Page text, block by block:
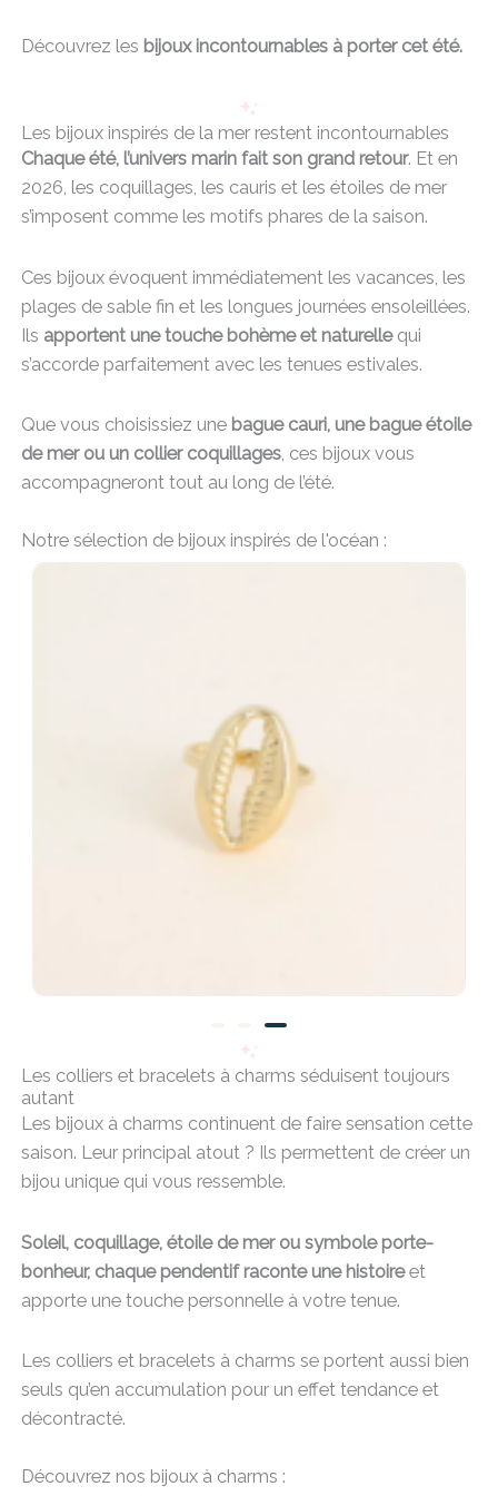
Découvrez les bijoux incontournables à porter cet été.
Les bijoux inspirés de la mer restent incontournables
Chaque été, l’univers marin fait son grand retour. Et en
2026, les coquillages, les cauris et les étoiles de mer
s’imposent comme les motifs phares de la saison.
Ces bijoux évoquent immédiatement les vacances, les
plages de sable fin et les longues journées ensoleillées.
Ils apportent une touche bohème et naturellequi
s’accorde parfaitement avec les tenues estivales.
Que vous choisissiez une bague cauri, une bague étoile
de mer ou un collier coquillages, ces bijoux vous
accompagneront tout au long de l’été.
Notre sélection de bijoux inspirés de l'océan :
22,00€
Les colliers et bracelets à charms séduisent toujours
autant
Les bijoux à charms continuent de faire sensation cette
saison. Leur principal atout ? Ils permettent de créer un
bijou unique qui vous ressemble.
Soleil, coquillage, étoile de mer ou symbole porte-
bonheur, chaque pendentif raconte une histoireet
apporte une touche personnelle à votre tenue.
Les colliers et bracelets à charms se portent aussi bien
seuls qu’en accumulation pour un effet tendance et
décontracté.
Découvrez nos bijoux à charms :